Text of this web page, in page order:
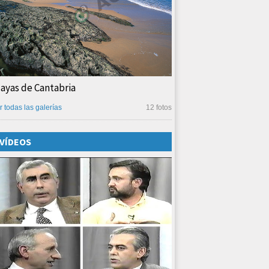
de Cantabria
12 fotos
todas las galerías
VÍDEOS